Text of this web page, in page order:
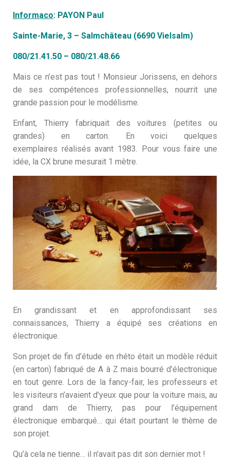
Informaco: PAYON Paul
Sainte-Marie, 3 – Salmchâteau (6690 Vielsalm)
080/21.41.50 – 080/21.48.66
Mais ce n’est pas tout ! Monsieur Jorissens, en dehors
de ses compétences professionnelles, nourrit une
grande passion pour le modélisme.
Enfant, Thierry fabriquait des voitures (petites ou
grandes) en carton. En voici quelques
exemplaires réalisés avant 1983. Pour vous faire une
idée, la CX brune mesurait 1 mètre.
En grandissant et en approfondissant ses
connaissances, Thierry a équipé ses créations en
électronique.
Son projet de fin d’étude en rhéto était un modèle réduit
(en carton) fabriqué de A à Z mais bourré d’électronique
en tout genre. Lors de la fancy-fair, les professeurs et
les visiteurs n’avaient d’yeux que pour la voiture mais, au
grand dam de Thierry, pas pour l’équipement
électronique embarqué… qui était pourtant le thème de
son projet.
Qu’à cela ne tienne… il n’avait pas dit son dernier mot !